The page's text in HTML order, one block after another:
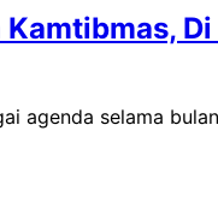
agenda selama